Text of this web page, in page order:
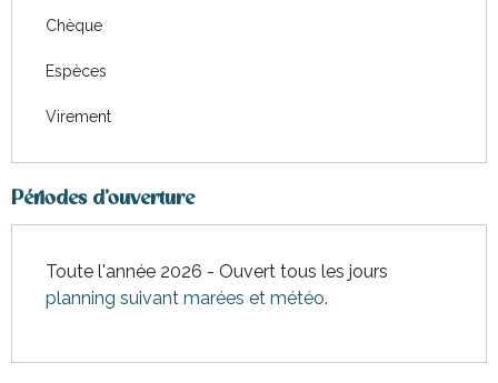
Chèque
Espèces
Virement
Périodes d'ouverture
Toute l'année 2026 - Ouvert tous les jours
planning suivant marées et météo.